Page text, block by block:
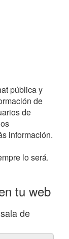
pública y
de
de
información.
lo será.
tu web
de